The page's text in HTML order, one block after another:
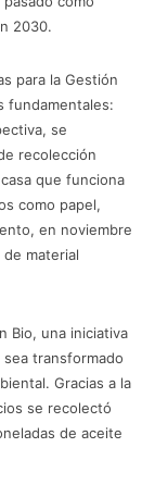
2030.
para la Gestión
fundamentales:
se
recolección
que funciona
como papel,
en noviembre
material
Bio, una iniciativa
transformado
Gracias a la
se recolectó
de aceite